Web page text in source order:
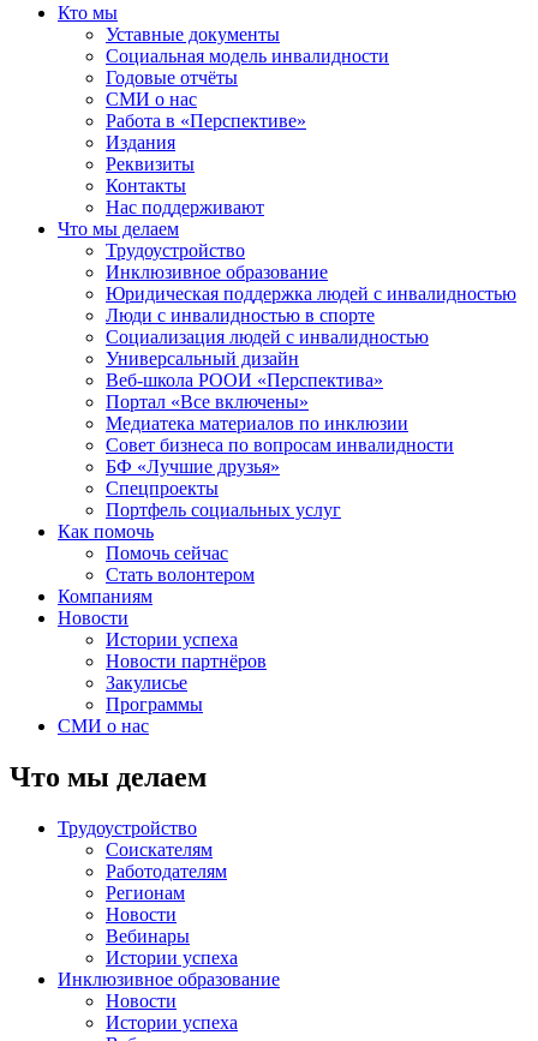
Кто мы
Уставные документы
Социальная модель инвалидности
Годовые отчёты
СМИ о нас
Работа в «Перспективе»
Издания
Реквизиты
Контакты
Нас поддерживают
Что мы делаем
Трудоустройство
Инклюзивное образование
Юридическая поддержка людей с инвалидностью
Люди с инвалидностью в спорте
Социализация людей с инвалидностью
Универсальный дизайн
Веб-школа РООИ «Перспектива»
Портал «Все включены»
Медиатека материалов по инклюзии
Совет бизнеса по вопросам инвалидности
БФ «Лучшие друзья»
Спецпроекты
Портфель социальных услуг
Как помочь
Помочь сейчас
Стать волонтером
Компаниям
Новости
Истории успеха
Новости партнёров
Закулисье
Программы
СМИ о нас
Что мы делаем
Трудоустройство
Соискателям
Работодателям
Регионам
Новости
Вебинары
Истории успеха
Инклюзивное образование
Новости
Истории успеха